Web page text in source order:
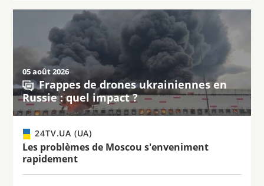
05 août 2026
Frappes de drones ukrainiennes en
Russie : quel impact ?
24TV.UA (UA)
Les problèmes de Moscou s'enveniment
rapidement